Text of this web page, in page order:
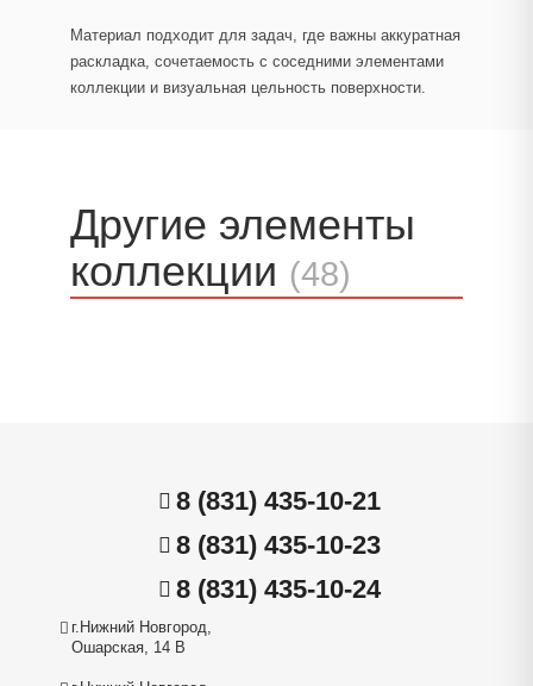
Материал подходит для задач, где важны аккуратная
раскладка, сочетаемость с соседними элементами
коллекции и визуальная цельность поверхности.
Другие элементы
коллекции (48)
8 (831) 435-10-21
8 (831) 435-10-23
8 (831) 435-10-24
г.Нижний Новгород,
Ошарская, 14 В